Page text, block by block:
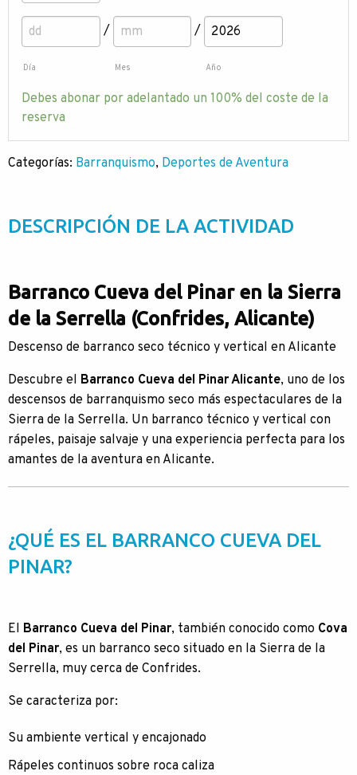
Día
/
Mes
/
Año
Debes abonar por adelantado un 100% del coste de la
reserva
Categorías: Barranquismo, Deportes de Aventura
DESCRIPCIÓN DE LA ACTIVIDAD
Barranco Cueva del Pinar en la Sierra
de la Serrella (Confrides, Alicante)
Descenso de barranco seco técnico y vertical en Alicante
Descubre el Barranco Cueva del Pinar Alicante, uno de los
descensos de barranquismo seco más espectaculares de la
Sierra de la Serrella. Un barranco técnico y vertical con
rápeles, paisaje salvaje y una experiencia perfecta para los
amantes de la aventura en Alicante.
¿QUÉ ES EL BARRANCO CUEVA DEL
PINAR?
El Barranco Cueva del Pinar, también conocido como Cova
del Pinar, es un barranco seco situado en la Sierra de la
Serrella, muy cerca de Confrides.
Se caracteriza por:
Su ambiente vertical y encajonado
Rápeles continuos sobre roca caliza